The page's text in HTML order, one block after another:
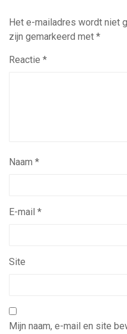
Het e-mailadres wordt niet
zijn gemarkeerd met *
Reactie *
Naam *
E-mail *
Site
Mijn naam, e-mail en site